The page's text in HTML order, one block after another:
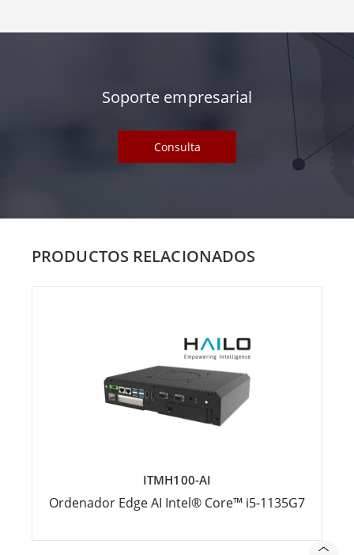
Soporte empresarial
Consulta
PRODUCTOS RELACIONADOS
ITMH100-AI
Ordenador Edge AI Intel® Core™ i5-1135G7